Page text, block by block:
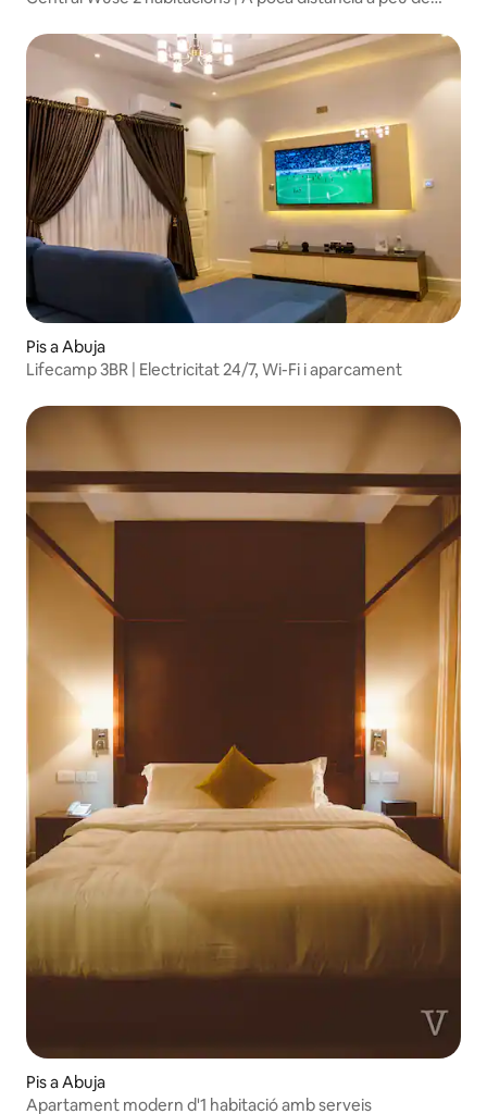
Pis a Abuja
Lifecamp 3BR | Electricitat 24/7, Wi-Fi i aparcament
Pis a Abuja
Apartament modern d'1 habitació amb serveis